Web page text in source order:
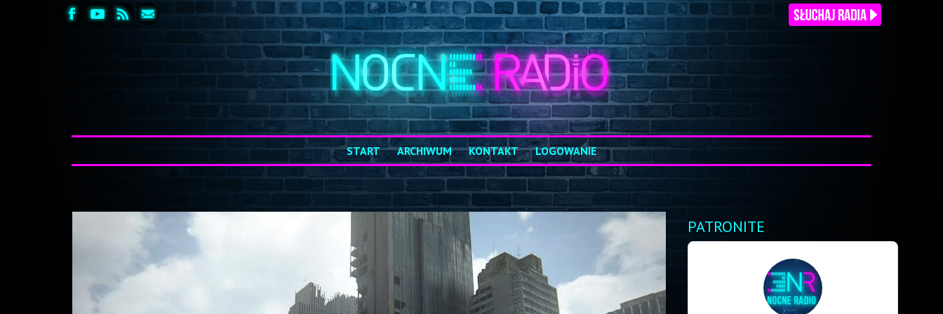
START ARCHIWUM KONTAKT LOGOWANIE
PATRONITE